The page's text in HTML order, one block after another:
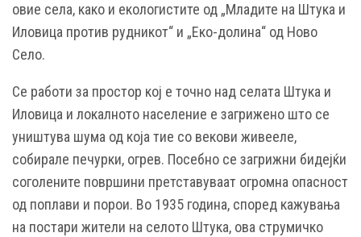
овие села, како и екологистите од „Младите на Штука и
Иловица против рудникот“ и „Еко-долина“ од Ново
Село.
Се работи за простор кој е точно над селата Штука и
Иловица и локалното население е загрижено што се
уништува шума од која тие со векови живееле,
собирале печурки, огрев. Посебно се загрижни бидејќи
соголените површини претставуваат огромна опасност
од поплави и порои. Во 1935 година, според кажувања
на постари жители на селото Штука, ова струмичко